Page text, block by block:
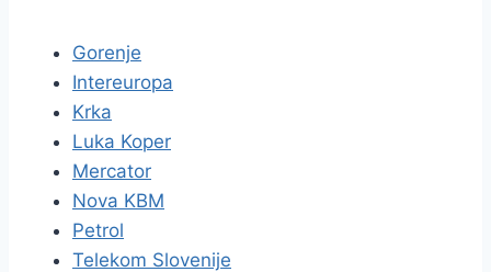
Gorenje
Intereuropa
Krka
Luka Koper
Mercator
Nova KBM
Petrol
Telekom Slovenije